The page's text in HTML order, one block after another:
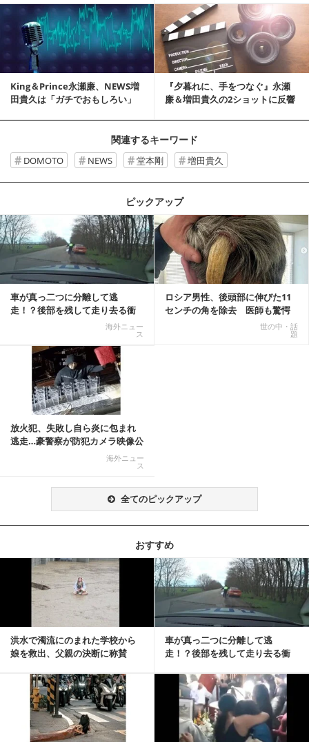
King＆Prince永瀬廉、NEWS増
田貴久は「ガチでおもしろい」
『夕暮れに、手をつなぐ』永瀬
廉＆増田貴久の2ショットに反響
記事を読む
関連するキーワード
DOMOTO NEWS 堂本剛 増田貴久
ピックアップ
車が真っ二つに分離して逃
走！？後部を残して走り去る衝
海外ニュー
ス
ロシア男性、後頭部に伸びた11
センチの角を除去 医師も驚愕
世の中・話
題
記事を読む
放火犯、失敗し自ら炎に包まれ
逃走…豪警察が防犯カメラ映像公
海外ニュー
ス
全てのピックアップ
おすすめ
洪水で濁流にのまれた学校から
娘を救出、父親の決断に称賛
車が真っ二つに分離して逃
走！？後部を残して走り去る衝
記事を読む
記事を読む